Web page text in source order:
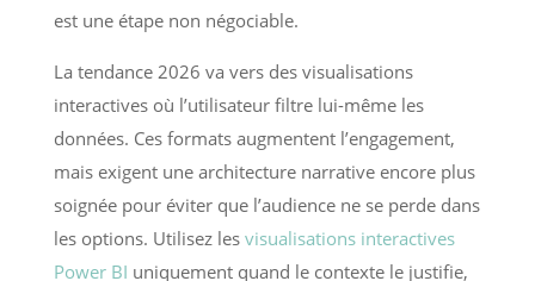
est une étape non négociable.
La tendance 2026 va vers des visualisations
interactives où l’utilisateur filtre lui-même les
données. Ces formats augmentent l’engagement,
mais exigent une architecture narrative encore plus
soignée pour éviter que l’audience ne se perde dans
les options. Utilisez les visualisations interactives
Power BI uniquement quand le contexte le justifie,